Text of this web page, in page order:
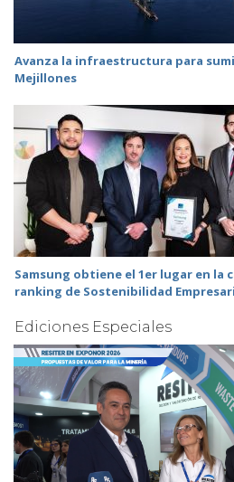
Avanza la infraestructura para
Mejillones
Samsung obtiene el 1er lugar en
ranking de Sostenibilidad
Ediciones Especiales